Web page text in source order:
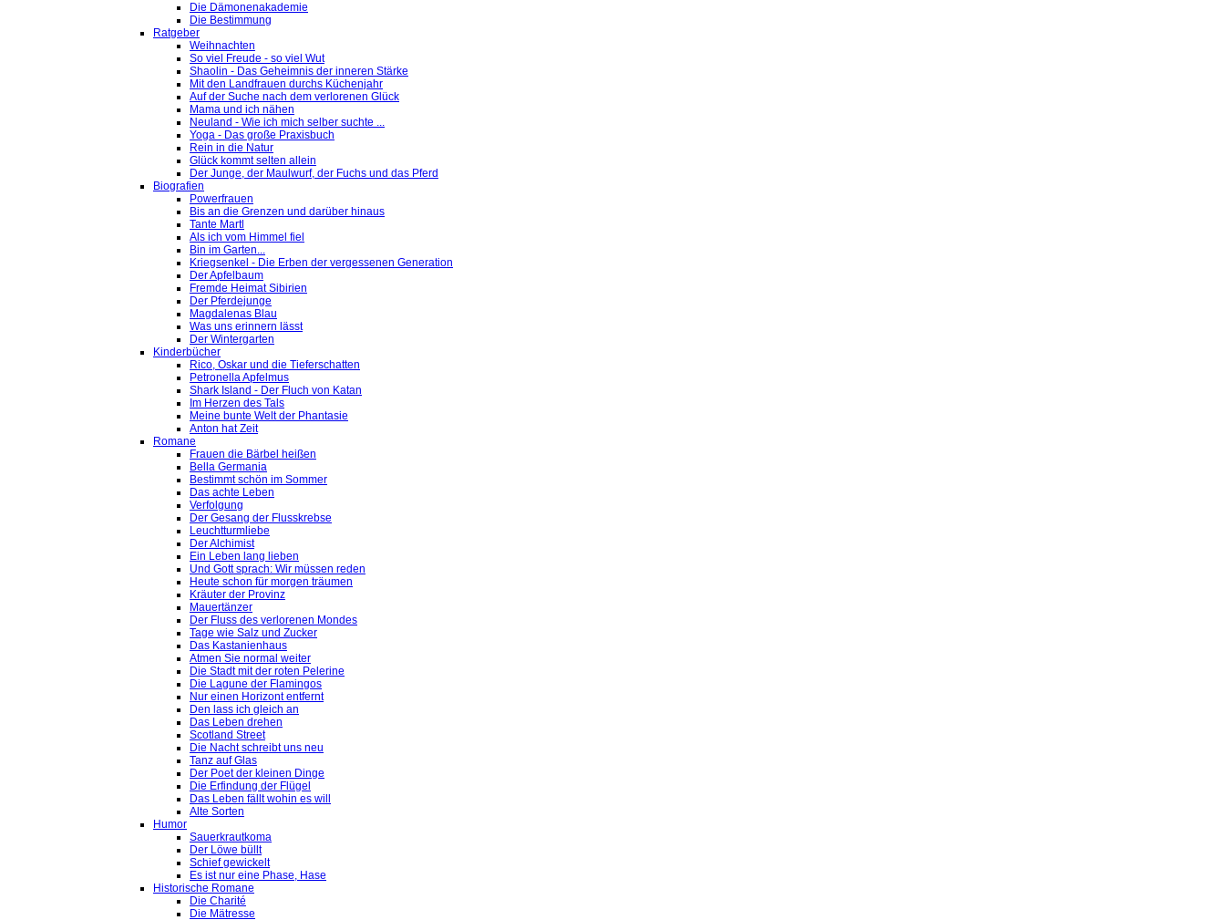
Die Dämonenakademie
Die Bestimmung
Ratgeber
Weihnachten
So viel Freude - so viel Wut
Shaolin - Das Geheimnis der inneren Stärke
Mit den Landfrauen durchs Küchenjahr
Auf der Suche nach dem verlorenen Glück
Mama und ich nähen
Neuland - Wie ich mich selber suchte ...
Yoga - Das große Praxisbuch
Rein in die Natur
Glück kommt selten allein
Der Junge, der Maulwurf, der Fuchs und das Pferd
Biografien
Powerfrauen
Bis an die Grenzen und darüber hinaus
Tante Martl
Als ich vom Himmel fiel
Bin im Garten...
Kriegsenkel - Die Erben der vergessenen Generation
Der Apfelbaum
Fremde Heimat Sibirien
Der Pferdejunge
Magdalenas Blau
Was uns erinnern lässt
Der Wintergarten
Kinderbücher
Rico, Oskar und die Tieferschatten
Petronella Apfelmus
Shark Island - Der Fluch von Katan
Im Herzen des Tals
Meine bunte Welt der Phantasie
Anton hat Zeit
Romane
Frauen die Bärbel heißen
Bella Germania
Bestimmt schön im Sommer
Das achte Leben
Verfolgung
Der Gesang der Flusskrebse
Leuchtturmliebe
Der Alchimist
Ein Leben lang lieben
Und Gott sprach: Wir müssen reden
Heute schon für morgen träumen
Kräuter der Provinz
Mauertänzer
Der Fluss des verlorenen Mondes
Tage wie Salz und Zucker
Das Kastanienhaus
Atmen Sie normal weiter
Die Stadt mit der roten Pelerine
Die Lagune der Flamingos
Nur einen Horizont entfernt
Den lass ich gleich an
Das Leben drehen
Scotland Street
Die Nacht schreibt uns neu
Tanz auf Glas
Der Poet der kleinen Dinge
Die Erfindung der Flügel
Das Leben fällt wohin es will
Alte Sorten
Humor
Sauerkrautkoma
Der Löwe büllt
Schief gewickelt
Es ist nur eine Phase, Hase
Historische Romane
Die Charité
Die Mätresse